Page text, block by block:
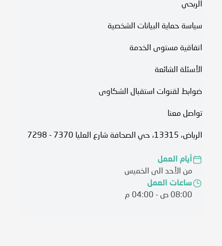
الربحي
سياسة حماية البيانات الشخصية
اتفاقية مستوى الخدمة​
الأسئلة الشائعة
ضوابط لقنوات استقبال الشكاوى
تواصل معنا
الرياض، 13315، حي الصحافة شارع العليا 7370 - 7298
أيام العمل
من الأحد الى الخميس
ساعات العمل
08:00 ص - 04:00 م